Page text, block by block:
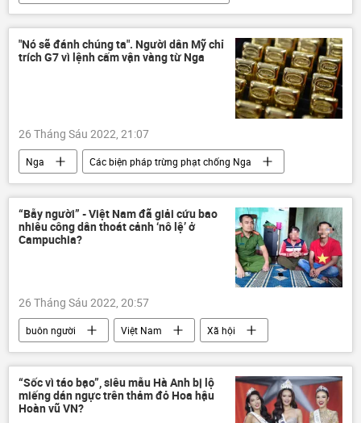
Ukraina
Cuộc khủng hoảng ở Ukraina
Vladimir Zelensky
Chính trị
Thế giới
"Nó sẽ đánh chúng ta". Người dân Mỹ chỉ
trích G7 vì lệnh cấm vận vàng từ Nga
26 Tháng Sáu 2022, 21:07
Nga
Các biện pháp trừng phạt chống Nga
Nhóm G7
Chính trị Kinh tế
“Bẫy người” - Việt Nam đã giải cứu bao
nhiêu công dân thoát cảnh ‘nô lệ’ ở
Campuchia?
26 Tháng Sáu 2022, 20:57
buôn người Việt Nam Xã hội
“Sốc vì táo bạo”, siêu mẫu Hà Anh bị lộ
miếng dán ngực trên thảm đỏ Hoa hậu
Hoàn vũ VN?